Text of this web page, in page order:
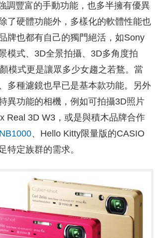
調豐富的手動功能，也多半擁有優異
了硬體功能外，多樣化的軟體性能也
牌也都有自己的獨門絕活，如Sony
模式、3D全景拍攝、3D多角度拍
模式更是讓眾多少女趨之若鶩。當
多種濾鏡也早已是基本款功能。另外
異功能的相機，例如可拍攝3D照片
Real 3D W3，或是與積木品牌合作
、Hello Kitty限量版的CASIO
特定族群的需求。